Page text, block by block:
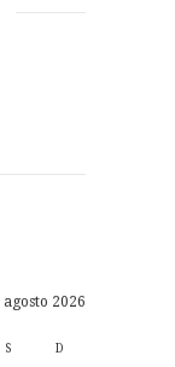
agosto 2026
S D